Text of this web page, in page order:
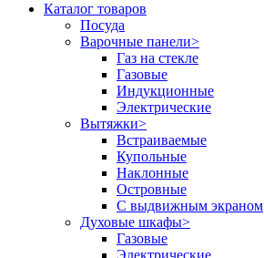
Каталог товаров
Посуда
Варочные панели>
Газ на стекле
Газовые
Индукционные
Электрические
Вытяжки>
Встраиваемые
Купольные
Наклонные
Островные
С выдвижным экраном
Духовые шкафы>
Газовые
Электрические